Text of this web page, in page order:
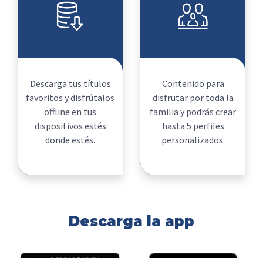
Descarga tus títulos
favoritos y disfrútalos
offline en tus
dispositivos estés
donde estés.
Contenido para
disfrutar por toda la
familia y podrás crear
hasta 5 perfiles
personalizados.
Descarga la app